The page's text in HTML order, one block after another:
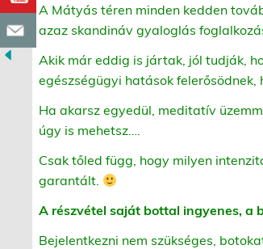
A Mátyás téren minden kedden
azaz skandináv gyaloglás
Akik már eddig is jártak, jól tudják,
egészségügyi hatások
Ha akarsz egyedül, meditatív
úgy is mehetsz….
Csak tőled függ, hogy milyen
garantált.
A részvétel saját bottal ingyenes, a
Bejelentkezni nem szükséges,